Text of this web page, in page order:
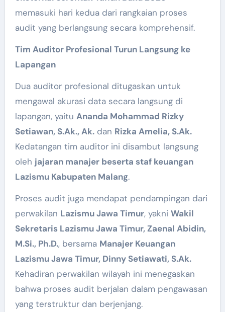
memasuki hari kedua dari rangkaian proses
audit yang berlangsung secara komprehensif.
Tim Auditor Profesional Turun Langsung ke
Lapangan
Dua auditor profesional ditugaskan untuk
mengawal akurasi data secara langsung di
lapangan, yaitu Ananda Mohammad Rizky
Setiawan, S.Ak., Ak.dan Rizka Amelia, S.Ak.
Kedatangan tim auditor ini disambut langsung
oleh jajaran manajer beserta staf keuangan
Lazismu Kabupaten Malang.
Proses audit juga mendapat pendampingan dari
perwakilan Lazismu Jawa Timur, yakni Wakil
Sekretaris Lazismu Jawa Timur, Zaenal Abidin,
M.Si., Ph.D., bersama Manajer Keuangan
Lazismu Jawa Timur, Dinny Setiawati, S.Ak.
Kehadiran perwakilan wilayah ini menegaskan
bahwa proses audit berjalan dalam pengawasan
yang terstruktur dan berjenjang.